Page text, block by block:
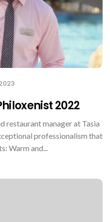
2022
restaurant manager at Tasia
professionalism that
Warm and...